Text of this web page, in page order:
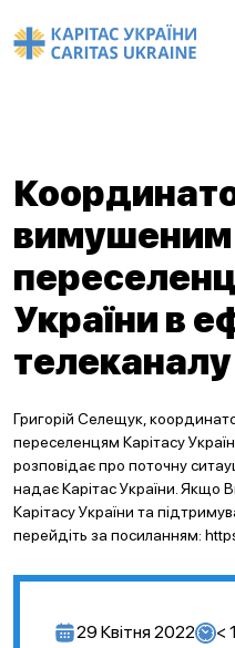
вимушеним
України в
Григорій Селещук,
переселенцям Карітасу
розповідає про поточну
надає Карітас України. Якщо
Карітасу України та
перейдіть за посиланням:
29 Квітня 2022 < 1